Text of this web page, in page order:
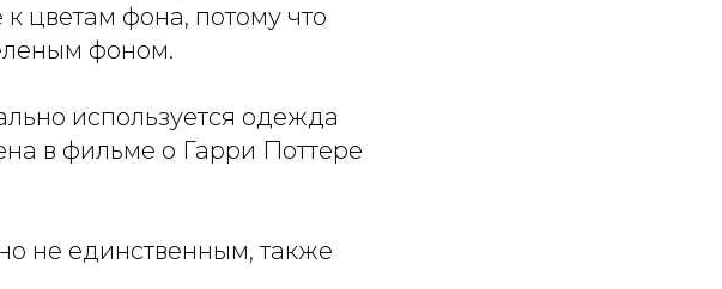
цветам фона, потому что
фоном.
используется одежда
в фильме о Гарри Поттере
не единственным, также